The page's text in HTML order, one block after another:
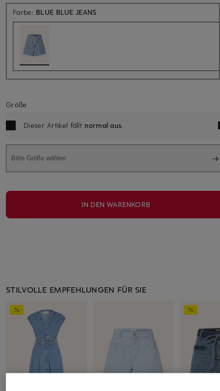
Farbe: BLUE BLUE JEANS
Größe
Dieser Artikel fällt normal aus.
Bitte Größe wählen
IN DEN WARENKORB
STILVOLLE EMPFEHLUNGEN FÜR SIE